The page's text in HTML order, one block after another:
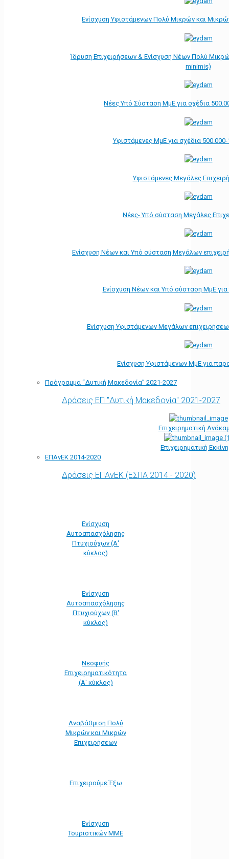
Ενίσχυση Υφιστάμενων Πολύ Μικρών και
Ίδρυση Επιχειρήσεων & Ενίσχυση Νέων Πολύ
minimis)
Νέες Υπό Σύσταση ΜμΕ για σχέδια
Υφιστάμενες ΜμΕ για σχέδια
Υφιστάμενες Μεγάλες
Νέες- Υπό σύσταση Μεγάλες
Ενίσχυση Νέων και Υπό σύσταση Μεγάλων
Ενίσχυση Νέων και Υπό σύσταση ΜμΕ
Ενίσχυση Υφιστάμενων Μεγάλων
Ενίσχυση Υφιστάμενων ΜμΕ για
Πρόγραμμα “Δυτική Μακεδονία” 2021-2027
Δράσεις ΕΠ "Δυτική Μακεδονία" 2021-2027
Επιχειρηματική
Επιχειρηματική
ΕΠΑνΕΚ 2014-2020
Δράσεις ΕΠΑνΕΚ (ΕΣΠΑ 2014 - 2020)
Ενίσχυση
Αυτοαπασχόλησης
Πτυχιούχων (Α'
κύκλος)
Ενίσχυση
Αυτοαπασχόλησης
Πτυχιούχων (Β'
κύκλος)
Νεοφυής
Επιχειρηματικότητα
(Α' κύκλος)
Αναβάθμιση Πολύ
Μικρών και Μικρών
Επιχειρήσεων
Επιχειρούμε Έξω
Ενίσχυση
Τουριστικών ΜΜΕ